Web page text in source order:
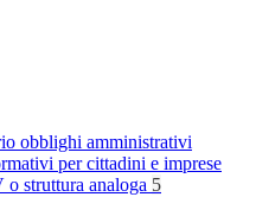
obblighi amministrativi
per cittadini e imprese
struttura analoga 5